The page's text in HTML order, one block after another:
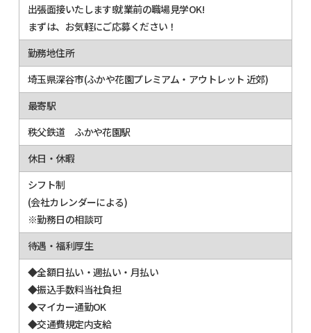
出張面接いたします!就業前の職場見学OK!
まずは、お気軽にご応募ください！
勤務地住所
埼玉県深谷市(ふかや花園プレミアム・アウトレット 近郊)
最寄駅
秩父鉄道 ふかや花園駅
休日・休暇
シフト制
(会社カレンダーによる)
※勤務日の相談可
待遇・福利厚生
◆全額日払い・週払い・月払い
◆振込手数料当社負担
◆マイカー通勤OK
◆交通費規定内支給